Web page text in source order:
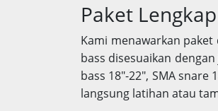
Paket
Kami menawarkan paket
bass disesuaikan dengan
bass 18″-22″, SMA
langsung latihan atau